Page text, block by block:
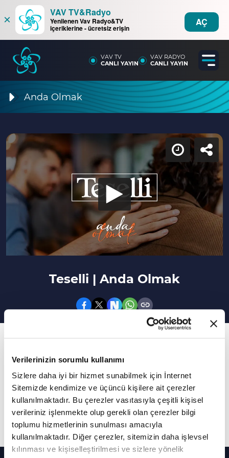
Verilerinizin sorumlu kullanımı
Sizlere daha iyi bir hizmet sunabilmek için İnternet
Sitemizde kendimize ve üçüncü kişilere ait çerezler
kullanılmaktadır. Bu çerezler vasıtasıyla çeşitli kişisel
verileriniz işlenmekte olup gerekli olan çerezler bilgi
toplumu hizmetlerinin sunulması amacıyla
kullanılmaktadır. Diğer çerezler, sitemizin daha işlevsel
kılınması ve kişiselleştirilmesi ve sizlere yönelik
×
VAV TV&Radyo
Yenilenen Vav Radyo&TV
içeriklerine - ücretsiz erişin
AÇ
VAV TV
CANLI YAYIN
VAV RADYO
CANLI YAYIN
Anda Olmak
Teselli | Anda Olmak
11. Bölüm
Bir teselli mektubu yazsaydın kendine ne
söylerdin?
Prof. Dr. Ömer Türker'in sunumuyla Anda
Olmak yeni bölümüyle sizlerle...
Daha Fazla Göster